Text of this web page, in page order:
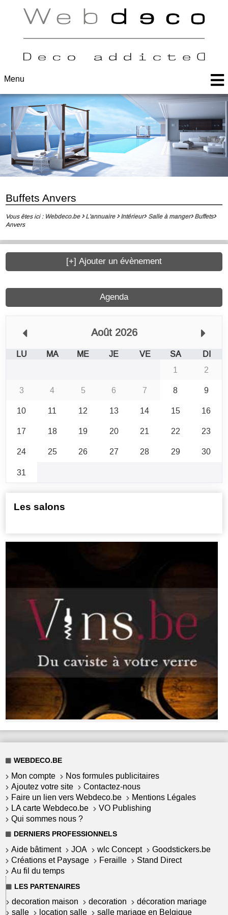
Menu
Buffets Anvers
Vous êtes ici : Webdeco.be L'annuaire Intérieur Salle à manger Buffets
Anvers
Agenda
Août 2026
LU MA ME JE VE SA
DI
1
2
3
4 5 6 7 8
9
10
11 12 13 14 15
16
17
18 19 20 21 22
23
24
25 26 27 28 29
30
31
[+] Ajouter un évènement
Les salons
WEBDECO.BE
Mon compte
Nos formules publicitaires
Ajoutez votre site
Contactez-nous
Faire un lien vers Webdeco.be
Mentions Légales
LA carte Webdeco.be
VO Publishing
Qui sommes nous ?
DERNIERS PROFESSIONNELS
Aide bâtiment JOA wlc Concept
Goodstickers.be
Créations et Paysage
Feraille
Stand Direct
Au fil du temps
LES PARTENAIRES
decoration maison decoration
décoration mariage
salle
location salle salle mariage en Belgique